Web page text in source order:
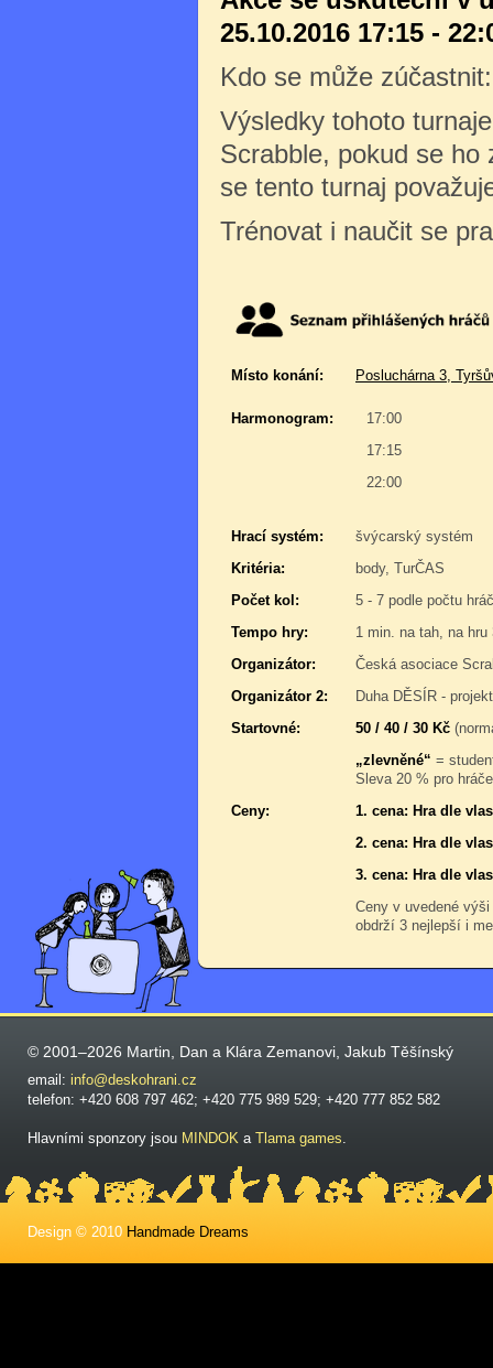
25.10.2016 17:15 -
Kdo se může
Výsledky tohoto
Scrabble, pokud se
se tento turnaj
Trénovat i naučit se
Místo konání: Posluchárna 3,
Harmonogram:
17:00
17:15
22:00
Hrací systém:
švýcarský systém
Kritéria:
body, TurČAS
Počet kol:
5 - 7 podle počtu
Tempo hry:
1 min. na tah, na
Organizátor:
Česká asociace
Organizátor 2:
Duha DĚSÍR -
Startovné:
50 / 40 / 30 Kč
„zlevněné“ =
Sleva 20 % pro
Ceny:
1. cena: Hra dle
2. cena: Hra dle
3. cena: Hra dle
Ceny v uvedené
obdrží 3 nejlepší i
© 2001–2026 Martin, Dan a Klára Zemanovi, Jakub Těšínský
email: info@deskohrani.cz
telefon: +420 608 797 462; +420 775 989 529; +420 777 852 582
Hlavními sponzory jsou MINDOK a Tlama games.
Design © 2010 Handmade Dreams